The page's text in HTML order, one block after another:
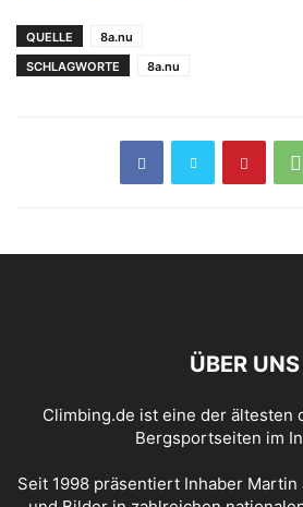
QUELLE
8a.nu
SCHLAGWORTE
8a.nu
ÜBER UNS
Climbing.de ist eine der ältesten
Bergsportseiten im
Seit 1998 präsentiert Inhaber